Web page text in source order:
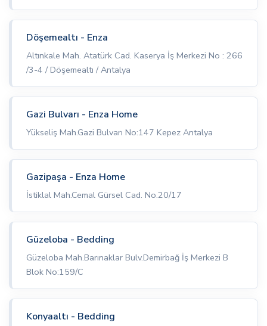
Döşemealtı - Enza
Altınkale Mah. Atatürk Cad. Kaserya İş Merkezi No : 266
/3-4 / Döşemealtı / Antalya
Gazi Bulvarı - Enza Home
Yükseliş Mah.Gazi Bulvarı No:147 Kepez Antalya
Gazipaşa - Enza Home
İstiklal Mah.Cemal Gürsel Cad. No.20/17
Güzeloba - Bedding
Güzeloba Mah.Barınaklar Bulv.Demirbağ İş Merkezi B
Blok No:159/C
Konyaaltı - Bedding